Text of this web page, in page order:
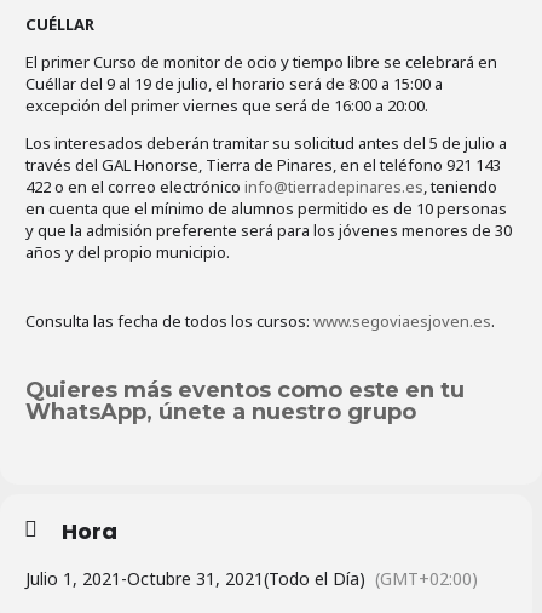
CUÉLLAR
El primer Curso de monitor de ocio y tiempo libre se celebrará en
Cuéllar del 9 al 19 de julio, el horario será de 8:00 a 15:00 a
excepción del primer viernes que será de 16:00 a 20:00.
Los interesados deberán tramitar su solicitud antes del 5 de julio a
través del GAL Honorse, Tierra de Pinares, en el teléfono 921 143
422 o en el correo electrónico info@tierradepinares.es, teniendo
en cuenta que el mínimo de alumnos permitido es de 10 personas
y que la admisión preferente será para los jóvenes menores de 30
años y del propio municipio.
Consulta las fecha de todos los cursos: www.segoviaesjoven.es.
Quieres más eventos como este en tu
WhatsApp, únete a nuestro grupo
Hora
Julio 1, 2021 -Octubre 31, 2021(Todo el Día) (GMT+02:00)